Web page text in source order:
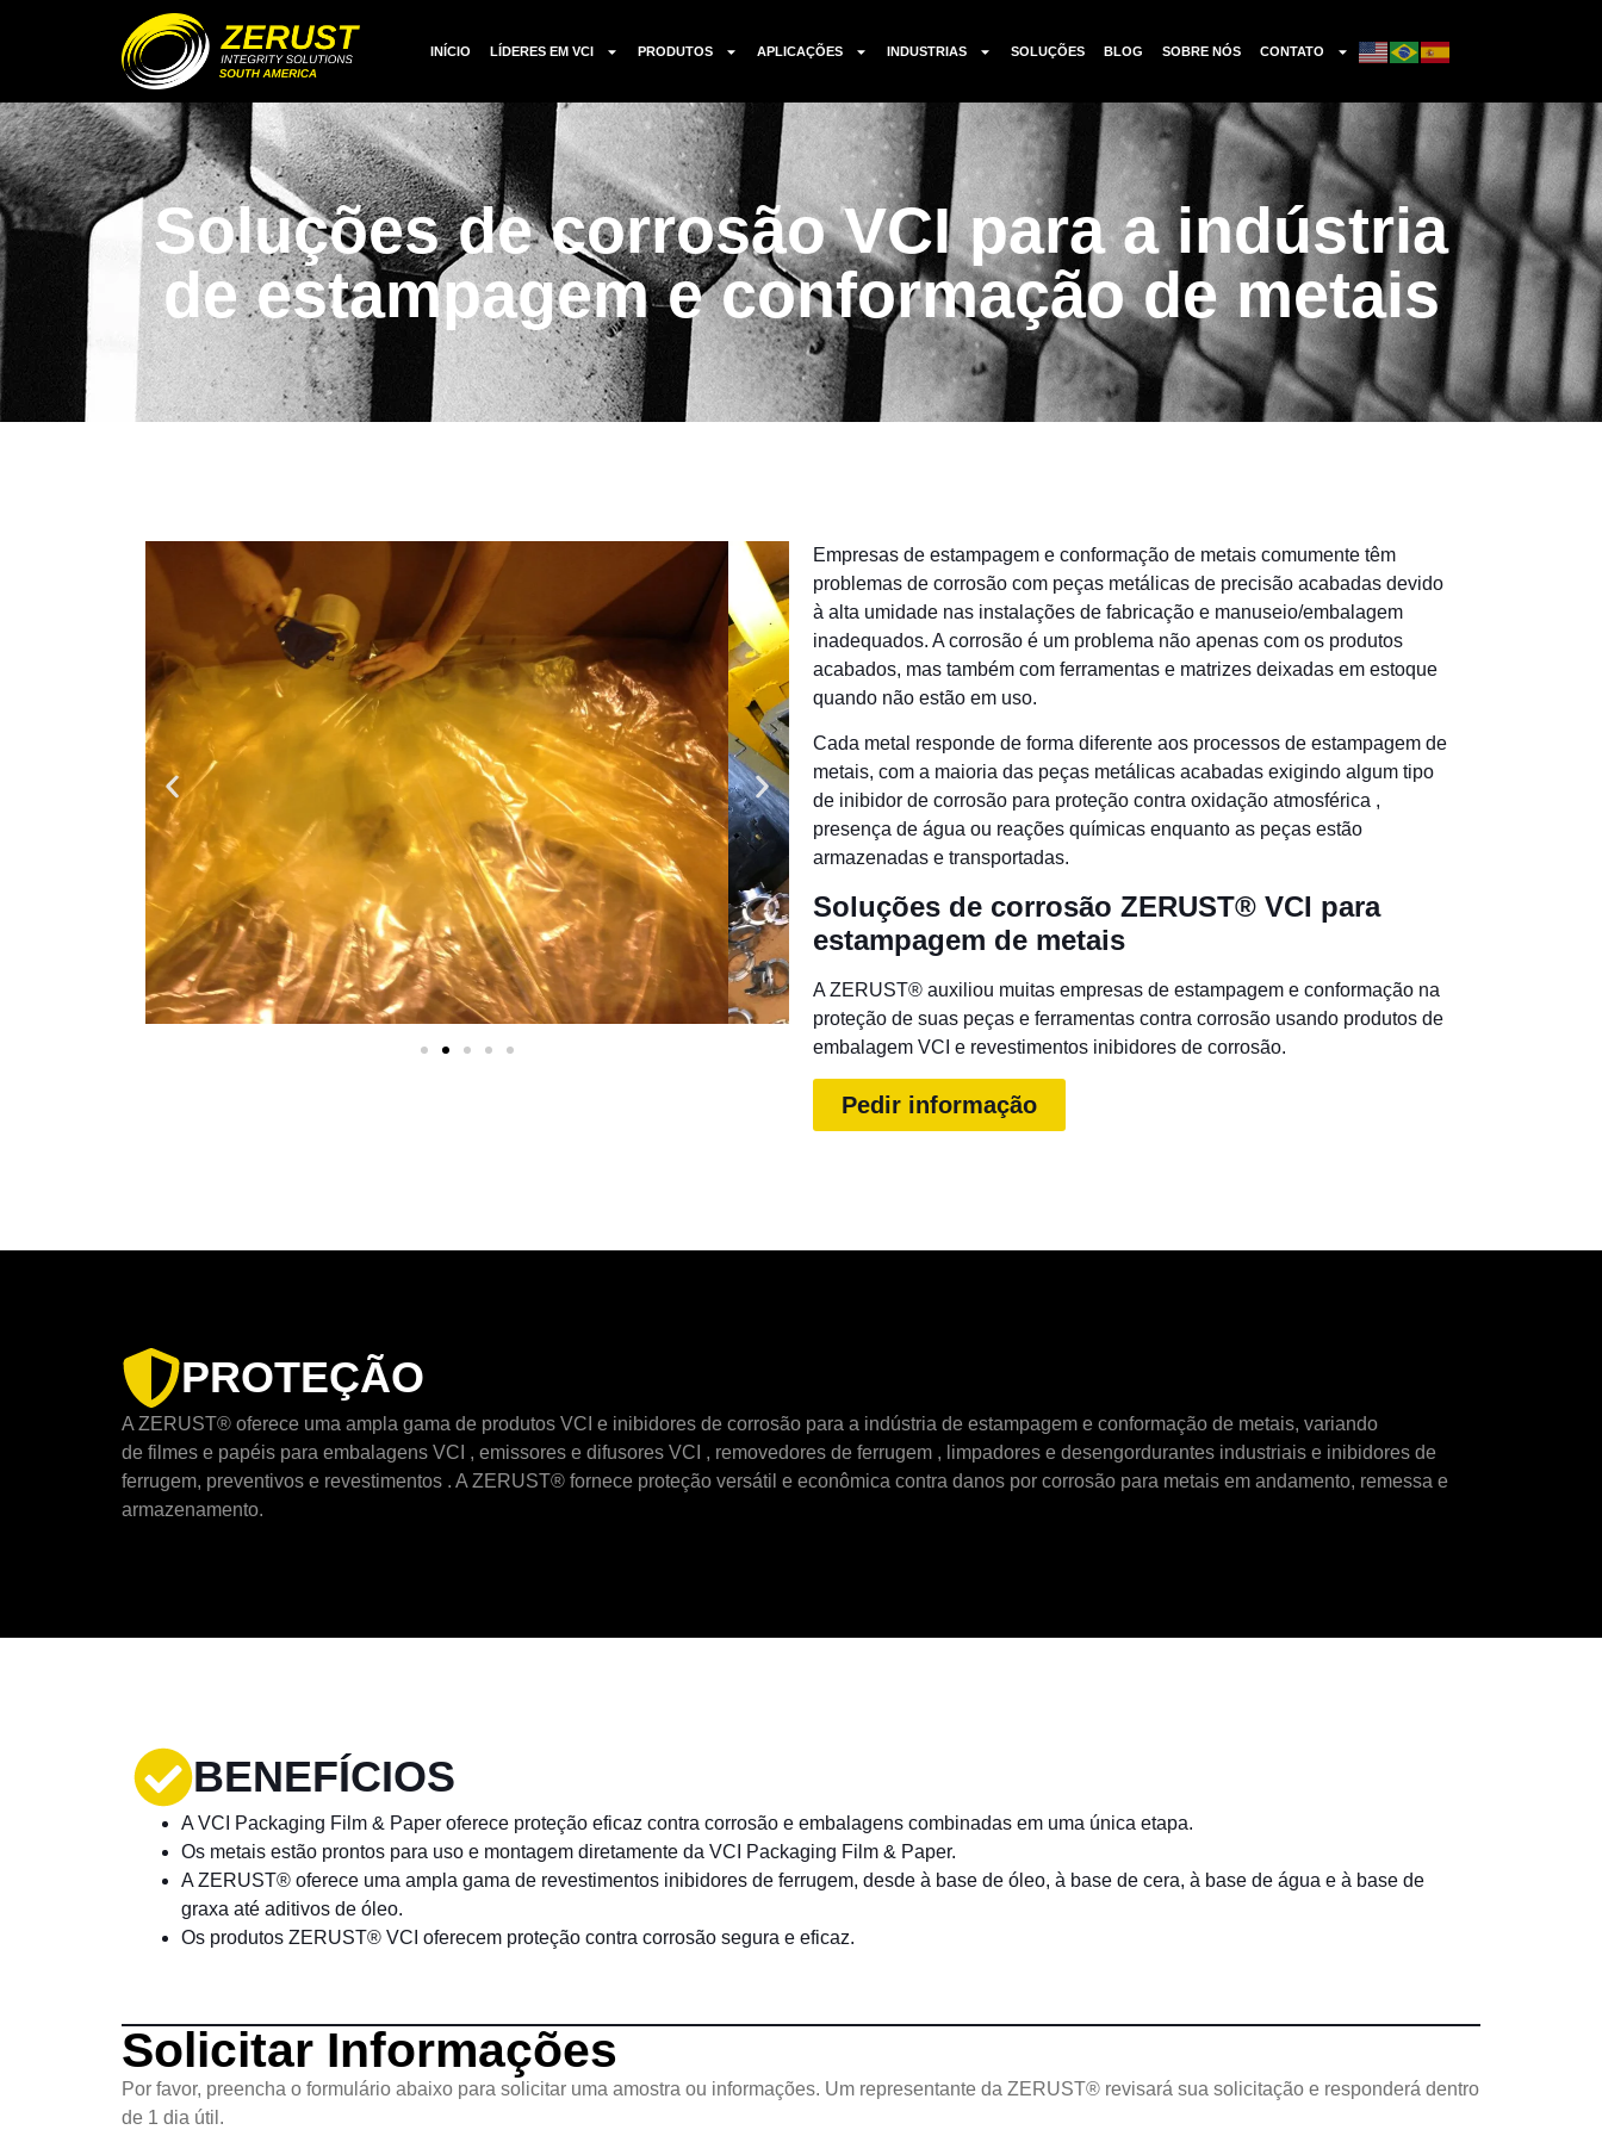
INÍCIO LÍDERES EM VCI PRODUTOS APLICAÇÕES INDUSTRIAS SOLUÇÕES BLOG SOBRE NÓS CONTATO
Soluções de corrosão VCI para a indústria
de estampagem e conformação de metais
Empresas de estampagem e conformação de metais comumente têm
problemas de corrosão com peças metálicas de precisão acabadas devido
à alta umidade nas instalações de fabricação e manuseio/embalagem
inadequados. A corrosão é um problema não apenas com os produtos
acabados, mas também com ferramentas e matrizes deixadas em estoque
quando não estão em uso.
Cada metal responde de forma diferente aos processos de estampagem de
metais, com a maioria das peças metálicas acabadas exigindo algum tipo
de inibidor de corrosão para proteção contra oxidação atmosférica ,
presença de água ou reações químicas enquanto as peças estão
armazenadas e transportadas.
Soluções de corrosão ZERUST® VCI para
estampagem de metais
A ZERUST® auxiliou muitas empresas de estampagem e conformação na
proteção de suas peças e ferramentas contra corrosão usando produtos de
embalagem VCI e revestimentos inibidores de corrosão.
Pedir informação
PROTEÇÃO
A ZERUST® oferece uma ampla gama de produtos VCI e inibidores de corrosão para a indústria de estampagem e conformação de metais, variando
de filmes e papéis para embalagens VCI , emissores e difusores VCI , removedores de ferrugem , limpadores e desengordurantes industriais e inibidores de
ferrugem, preventivos e revestimentos . A ZERUST® fornece proteção versátil e econômica contra danos por corrosão para metais em andamento, remessa e
armazenamento.
BENEFÍCIOS
A VCI Packaging Film & Paper oferece proteção eficaz contra corrosão e embalagens combinadas em uma única etapa.
Os metais estão prontos para uso e montagem diretamente da VCI Packaging Film & Paper.
A ZERUST® oferece uma ampla gama de revestimentos inibidores de ferrugem, desde à base de óleo, à base de cera, à base de água e à base de
graxa até aditivos de óleo.
Os produtos ZERUST® VCI oferecem proteção contra corrosão segura e eficaz.
Solicitar Informações
Por favor, preencha o formulário abaixo para solicitar uma amostra ou informações. Um representante da ZERUST® revisará sua solicitação e responderá dentro
de 1 dia útil.